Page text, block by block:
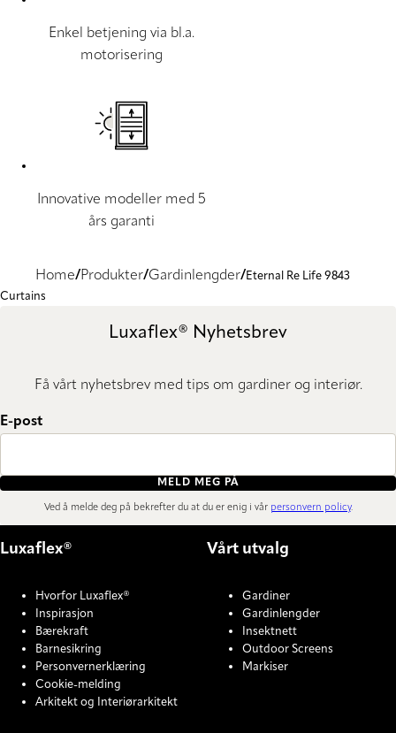
Enkel betjening via bl.a.
motorisering
Innovative modeller med 5
års garanti
Home Produkter Gardinlengder
Eternal Re Life 9843
Curtains
Luxaflex® Nyhetsbrev
Få vårt nyhetsbrev med tips om gardiner og interiør.
E-post
MELD MEG PÅ
Ved å melde deg på bekrefter du at du er enig i vår personvern policy.
Luxaflex®
Hvorfor Luxaflex®
Inspirasjon
Bærekraft
Barnesikring
Personvernerklæring
Cookie-melding
Arkitekt og Interiørarkitekt
Vårt utvalg
Gardiner
Gardinlengder
Insektnett
Outdoor Screens
Markiser